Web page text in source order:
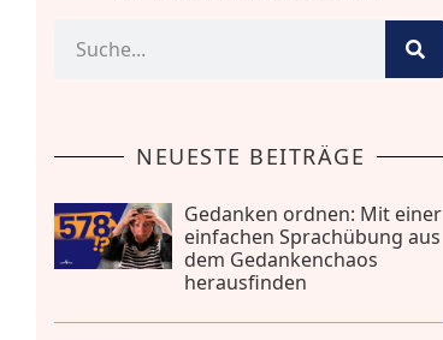
NEUESTE BEITRÄGE
Gedanken ordnen: Mit einer
einfachen Sprachübung aus
dem Gedankenchaos
herausfinden